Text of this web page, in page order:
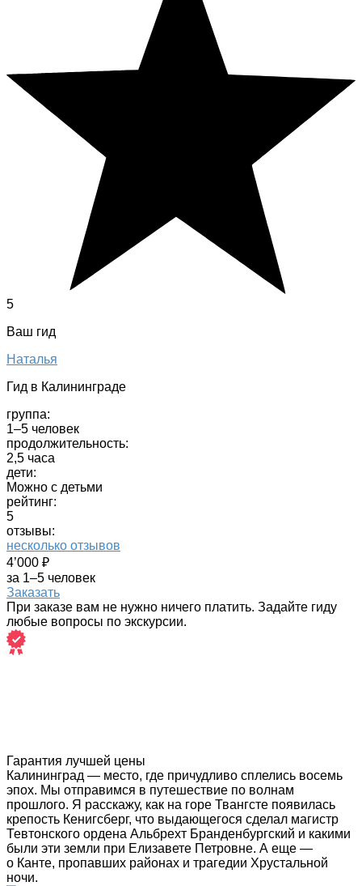
5
Ваш гид
Наталья
Гид в Калининграде
группа:
1–5 человек
продолжительность:
2,5 часа
дети:
Можно с детьми
рейтинг:
5
отзывы:
несколько отзывов
4’000 ₽
за 1–5 человек
Заказать
При заказе вам не нужно ничего платить. Задайте гиду
любые вопросы по экскурсии.
Гарантия лучшей цены
Калининград — место, где причудливо сплелись восемь
эпох. Мы отправимся в путешествие по волнам
прошлого. Я расскажу, как на горе Твангсте появилась
крепость Кенигсберг, что выдающегося сделал магистр
Тевтонского ордена Альбрехт Бранденбургский и какими
были эти земли при Елизавете Петровне. А еще —
о Канте, пропавших районах и трагедии Хрустальной
ночи.